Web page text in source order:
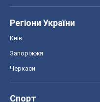
Регіони України
Київ
Запоріжжя
Черкаси
Спорт